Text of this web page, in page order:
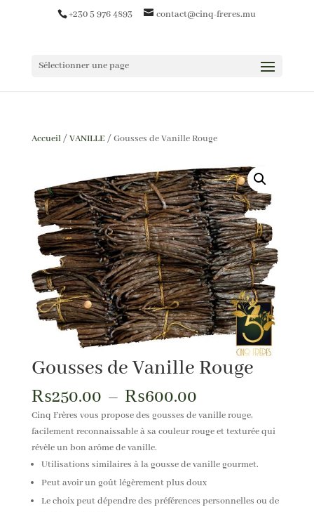
+230 5 976 4893 contact@cinq-freres.mu
Sélectionner une page
Accueil/VANILLE / Gousses de Vanille Rouge
Gousses de Vanille Rouge
₨250.00 – ₨600.00Plage
de
prix :
à
₨600.00
Cinq Frères vous propose des gousses de vanille rouge,
facilement reconnaissable à sa couleur rouge et texturée qui
révèle un bon arôme de vanille.
Utilisations similaires à la gousse de vanille gourmet.
Peut avoir un goût légèrement plus doux
Le choix peut dépendre des préférences personnelles ou de